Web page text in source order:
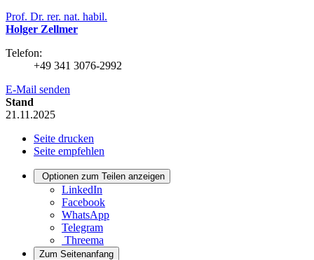
Prof. Dr. rer. nat. habil.
Holger Zellmer
Telefon:
+49 341 3076-2992
E-Mail senden
Stand
21.11.2025
Seite drucken
Seite empfehlen
Optionen zum Teilen anzeigen
LinkedIn
Facebook
WhatsApp
Telegram
Threema
Zum Seitenanfang